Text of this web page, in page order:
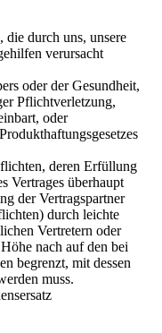
die durch uns, unsere
verursacht
oder der Gesundheit,
Pflichtverletzung,
oder
deren Erfüllung
Vertrages überhaupt
der Vertragspartner
durch leichte
Vertretern oder
nach auf den bei
begrenzt, mit dessen
muss.